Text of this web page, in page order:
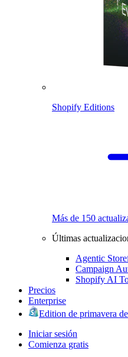
Shopify Editions
Más de 150
Últimas
Agentic
Campaign
Shopify AI
Precios
Enterprise
Edition de primavera
Iniciar sesión
Comienza gratis